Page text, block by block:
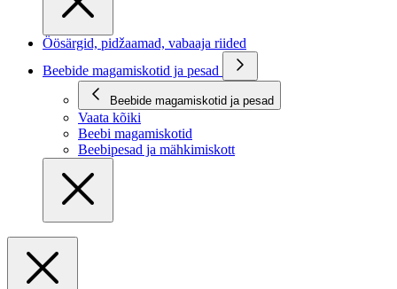
Öösärgid, pidžaamad, vabaaja riided
Beebide magamiskotid ja pesad
Beebide magamiskotid ja pesad
Vaata kõiki
Beebi magamiskotid
Beebipesad ja mähkimiskott